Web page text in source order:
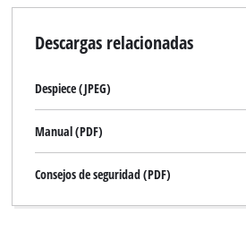
Descargas relacionadas
Despiece (JPEG)
Manual (PDF)
Consejos de seguridad (PDF)